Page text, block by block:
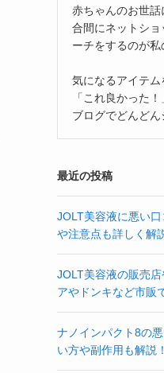
赤ちゃんのお世話
合間にネットシ
ーチをするのが私
気になるアイテ
「これ良かった
ブログでどんどん
最近の投稿
JOLT美容液に悪い
や注意点も詳しく解
JOLT美容液の販売
アやドンキなど市販
ナノインパクト8の
い方や副作用も解説！